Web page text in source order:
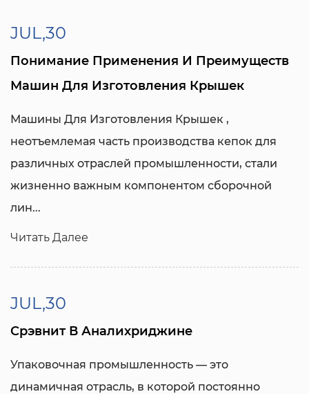
JUL,30
Понимание Применения И Преимуществ
Машин Для Изготовления Крышек
Машины Для Изготовления Крышек ,
неотъемлемая часть производства кепок для
различных отраслей промышленности, стали
жизненно важным компонентом сборочной
лин...
Читать Далее
JUL,30
Срэвнит В Аналихриджине
Упаковочная промышленность — это
динамичная отрасль, в которой постоянно